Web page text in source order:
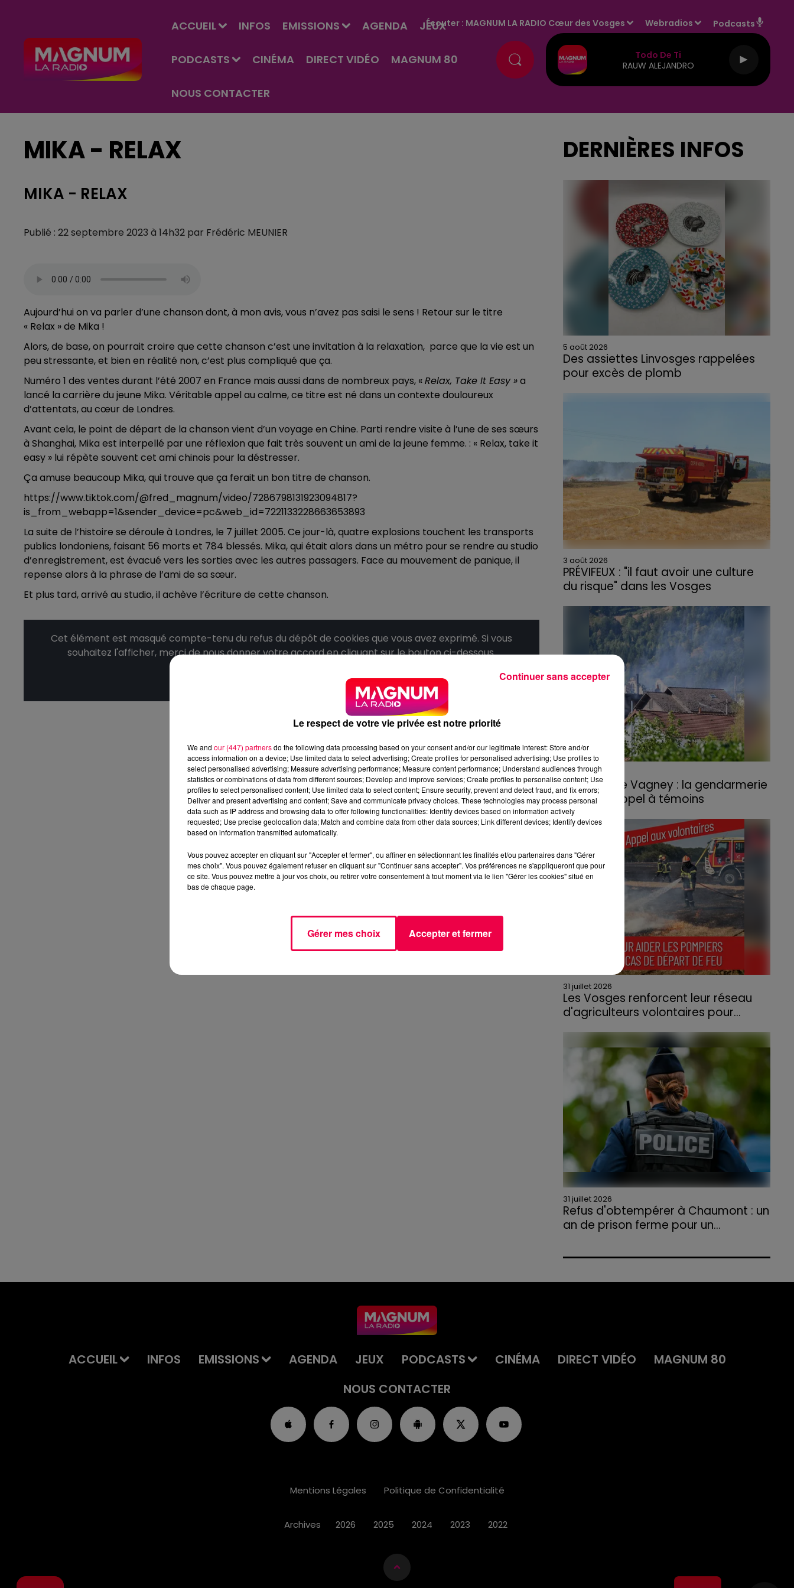
ACCUEIL INFOS EMISSIONS AGENDA JEUX
PODCASTS CINÉMA DIRECT VIDÉO MAGNUM 80
NOUS CONTACTER
Écouter : MAGNUM LA RADIO Cœur des Vosges Webradios Podcasts
Todo De Ti
RAUW ALEJANDRO
MIKA - RELAX
MIKA - RELAX
Publié : 22 septembre 2023 à 14h32 par Frédéric MEUNIER
Aujourd’hui on va parler d’une chanson dont, à mon avis, vous n’avez pas saisi le sens ! Retour sur le titre
« Relax » de Mika !
Alors, de base, on pourrait croire que cette chanson c’est une invitation à la relaxation, parce que la vie est un
peu stressante, et bien en réalité non, c’est plus compliqué que ça.
Numéro 1 des ventes durant l’été 2007 en France mais aussi dans de nombreux pays, «Relax, Take It Easy »a
lancé la carrière du jeune Mika. Véritable appel au calme, ce titre est né dans un contexte douloureux
d’attentats, au cœur de Londres.
Avant cela, le point de départ de la chanson vient d’un voyage en Chine. Parti rendre visite à l’une de ses sœurs
à Shanghai, Mika est interpellé par une réflexion que fait très souvent un ami de la jeune femme. : « Relax, take it
easy » lui répète souvent cet ami chinois pour la déstresser.
Ça amuse beaucoup Mika, qui trouve que ça ferait un bon titre de chanson.
https://www.tiktok.com/@fred_magnum/video/7286798131923094817?
is_from_webapp=1&sender_device=pc&web_id=7221133228663653893
La suite de l’histoire se déroule à Londres, le 7 juillet 2005. Ce jour-là, quatre explosions touchent les transports
publics londoniens, faisant 56 morts et 784 blessés. Mika, qui était alors dans un métro pour se rendre au studio
d’enregistrement, est évacué vers les sorties avec les autres passagers. Face au mouvement de panique, il
repense alors à la phrase de l’ami de sa sœur.
Et plus tard, arrivé au studio, il achève l’écriture de cette chanson.
Cet élément est masqué compte-tenu du refus du dépôt de cookies que vous avez exprimé. Si vous
souhaitez l'afficher, merci de nous donner votre accord en cliquant sur le bouton ci-dessous.
DERNIÈRES INFOS
5 août 2026
Des assiettes Linvosges rappelées
pour excès de plomb
3 août 2026
PRÉVIFEUX : "il faut avoir une culture
du risque" dans les Vosges
3 août 2026
Incendie de Vagney : la gendarmerie
lance un appel à témoins
Le feu, parti d'une haie avant de se propager
au quartier résidentiel, avait détruit deux
habitations et contraint à l'évacuation d'une
centaine de personnes.
31 juillet 2026
Les Vosges renforcent leur réseau
d'agriculteurs volontaires pour...
départs de feu, la Chambre d'agriculture
des Vosges a lancé un appel aux
agriculteurs volontaires pour venir en aide...
31 juillet 2026
Refus d'obtempérer à Chaumont : un
an de prison ferme pour un...
l'annulation de son permis et la confiscation
ACCUEIL INFOS EMISSIONS AGENDA JEUX PODCASTS CINÉMA DIRECT VIDÉO
MAGNUM 80
NOUS CONTACTER
Mentions Légales Politique de Confidentialité
Archives 2026 2025 2024 2023 2022
Le respect de votre vie privée est notre priorité
We and our (447) partnersdo the following data processing based on your consent and/or our legitimate interest: Store and/or
access information on a device; Use limited data to select advertising; Create profiles for personalised advertising; Use profiles to
select personalised advertising; Measure advertising performance; Measure content performance; Understand audiences through
statistics or combinations of data from different sources; Develop and improve services; Create profiles to personalise content; Use
profiles to select personalised content; Use limited data to select content; Ensure security, prevent and detect fraud, and fix errors;
Deliver and present advertising and content; Save and communicate privacy choices. These technologies may process personal
data such as IP address and browsing data to offer following functionalities: Identify devices based on information actively
requested; Use precise geolocation data; Match and combine data from other data sources; Link different devices; Identify devices
based on information transmitted automatically.
Vous pouvez accepter en cliquant sur "Accepter et fermer", ou affiner en sélectionnant les finalités et/ou partenaires dans "Gérer
mes choix". Vous pouvez également refuser en cliquant sur "Continuer sans accepter". Vos préférences ne s'appliqueront que pour
ce site. Vous pouvez mettre à jour vos choix, ou retirer votre consentement à tout moment via le lien "Gérer les cookies" situé en
bas de chaque page.
Gérer mes choix Accepter et fermer
Continuer sans accepter